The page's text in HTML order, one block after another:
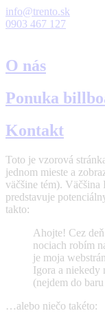
info@trento.sk
0903 467 127
O nás
Ponuka
Kontakt
Toto je vzorová
jednom mieste a
väčšine tém).
predstavuje
takto:
Ahojte! Cez
nociach robím
je moja
Igora a niekedy
(nejdem do
…alebo niečo takéto: